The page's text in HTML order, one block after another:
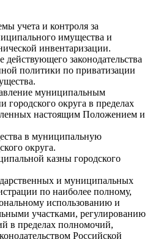
учета и контроля за
имущества и
инвентаризации.
действующего законодательства
политики по приватизации
муниципальным
городского округа в пределах
настоящим Положением и
в муниципальную
округа.
казны городского
и муниципальных
по наиболее полному,
использованию и
участками, регулированию
в пределах полномочий,
Российской